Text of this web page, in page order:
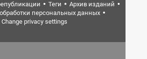
Теги
Архив изданий
персональных данных
Change privacy settings